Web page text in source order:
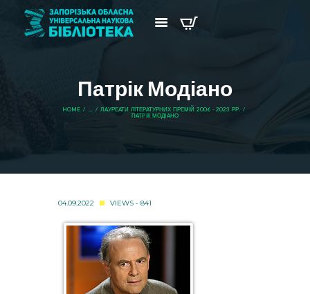
Патрік Модіано
HOME ...
ЛАУРЕАТИ ЛІТЕРАТУРНИХ ПРЕМІЙ 2006 - 2023 РР.
ПАТРІК МОДІАНО
04.09.2022 VIEWS - 841